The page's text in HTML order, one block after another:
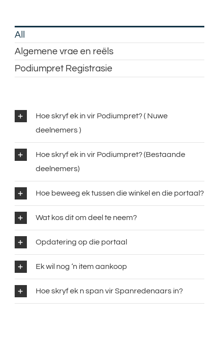
All
Algemene vrae en reëls
Podiumpret Registrasie
Hoe skryf ek in vir Podiumpret? ( Nuwe
deelnemers )
Hoe skryf ek in vir Podiumpret? (Bestaande
deelnemers)
Hoe beweeg ek tussen die winkel en die portaal?
Wat kos dit om deel te neem?
Opdatering op die portaal
Ek wil nog ‘n item aankoop
Hoe skryf ek n span vir Spanredenaars in?